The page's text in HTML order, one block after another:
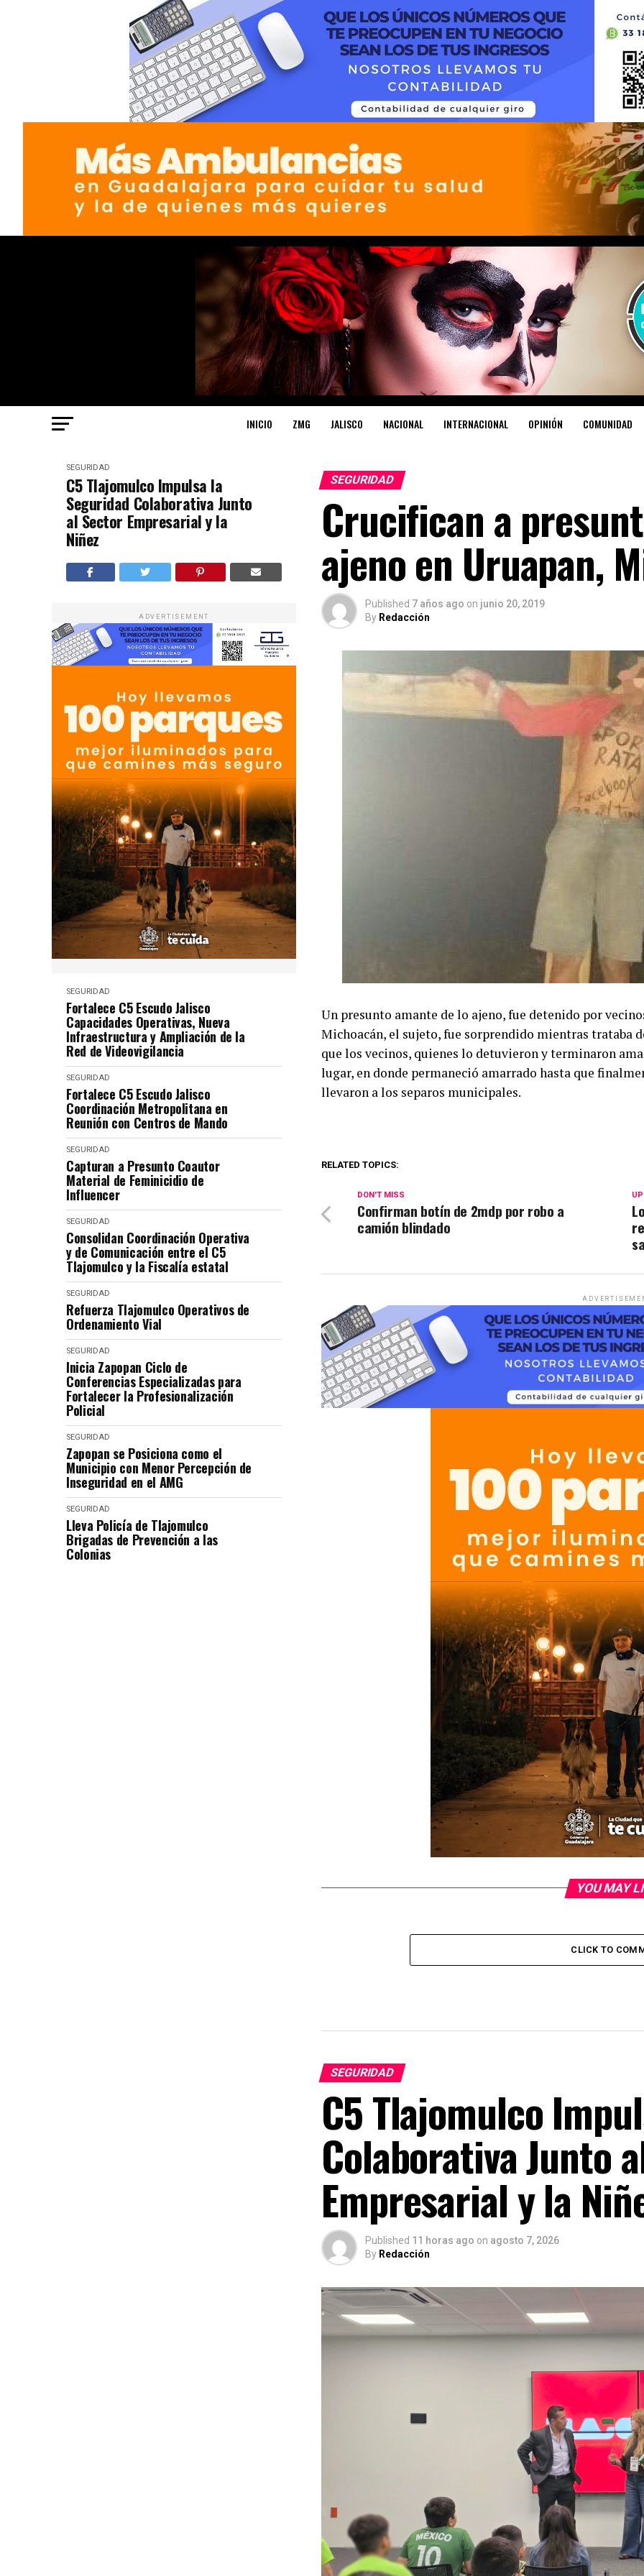
INICIO ZMG JALISCO NACIONAL INTERNACIONAL OPINIÓN COMUNIDAD
SEGURIDAD
C5 Tlajomulco Impulsa la
Seguridad Colaborativa Junto
al Sector Empresarial y la
Niñez
ADVERTISEMENT
SEGURIDAD
Fortalece C5 Escudo Jalisco
Capacidades Operativas, Nueva
Infraestructura y Ampliación de la
Red de Videovigilancia
SEGURIDAD
Fortalece C5 Escudo Jalisco
Coordinación Metropolitana en
Reunión con Centros de Mando
SEGURIDAD
Capturan a Presunto Coautor
Material de Feminicidio de
Influencer
SEGURIDAD
Consolidan Coordinación Operativa
y de Comunicación entre el C5
Tlajomulco y la Fiscalía estatal
SEGURIDAD
Refuerza Tlajomulco Operativos de
Ordenamiento Vial
SEGURIDAD
Inicia Zapopan Ciclo de
Conferencias Especializadas para
Fortalecer la Profesionalización
Policial
SEGURIDAD
Zapopan se Posiciona como el
Municipio con Menor Percepción de
Inseguridad en el AMG
SEGURIDAD
Lleva Policía de Tlajomulco
Brigadas de Prevención a las
Colonias
SEGURIDAD
Crucifican a
ajeno en Uruapan,
Published 7 años ago on junio 20, 2019
By Redacción
Un presunto amante de lo ajeno, fue detenido por
Michoacán, el sujeto, fue sorprendido mientras trataba
que los vecinos, quienes lo detuvieron y terminaron
lugar, en donde permaneció amarrado hasta que
llevaron a los separos municipales.
RELATED TOPICS:
DON'T MISS
Confirman botín de 2mdp por robo a
camión blindado
YOU MAY
CLICK TO
SEGURIDAD
C5 Tlajomulco
Colaborativa Junto
Empresarial y la
Published 11 horas ago on agosto 7, 2026
By Redacción